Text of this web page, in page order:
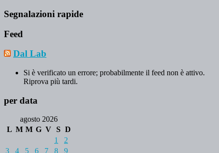
Segnalazioni rapide
Feed
Dal Lab
Si è verificato un errore; probabilmente il feed non è attivo.
Riprova più tardi.
per data
agosto 2026
L M M G V S D
1
2
3
4 5 6 7 8
9